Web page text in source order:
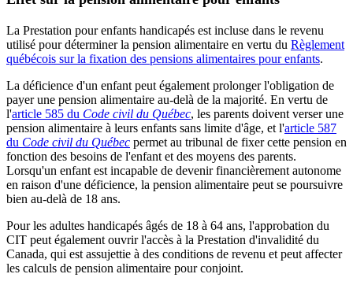
La Prestation pour enfants handicapés est incluse dans le revenu
utilisé pour déterminer la pension alimentaire en vertu du Règlement
québécois sur la fixation des pensions alimentaires pour enfants.
La déficience d'un enfant peut également prolonger l'obligation de
payer une pension alimentaire au-delà de la majorité. En vertu de
l'article 585 du Code civil du Québec, les parents doivent verser une
pension alimentaire à leurs enfants sans limite d'âge, et l'article 587
du Code civil du Québec permet au tribunal de fixer cette pension en
fonction des besoins de l'enfant et des moyens des parents.
Lorsqu'un enfant est incapable de devenir financièrement autonome
en raison d'une déficience, la pension alimentaire peut se poursuivre
bien au-delà de 18 ans.
Pour les adultes handicapés âgés de 18 à 64 ans, l'approbation du
CIT peut également ouvrir l'accès à la Prestation d'invalidité du
Canada, qui est assujettie à des conditions de revenu et peut affecter
les calculs de pension alimentaire pour conjoint.